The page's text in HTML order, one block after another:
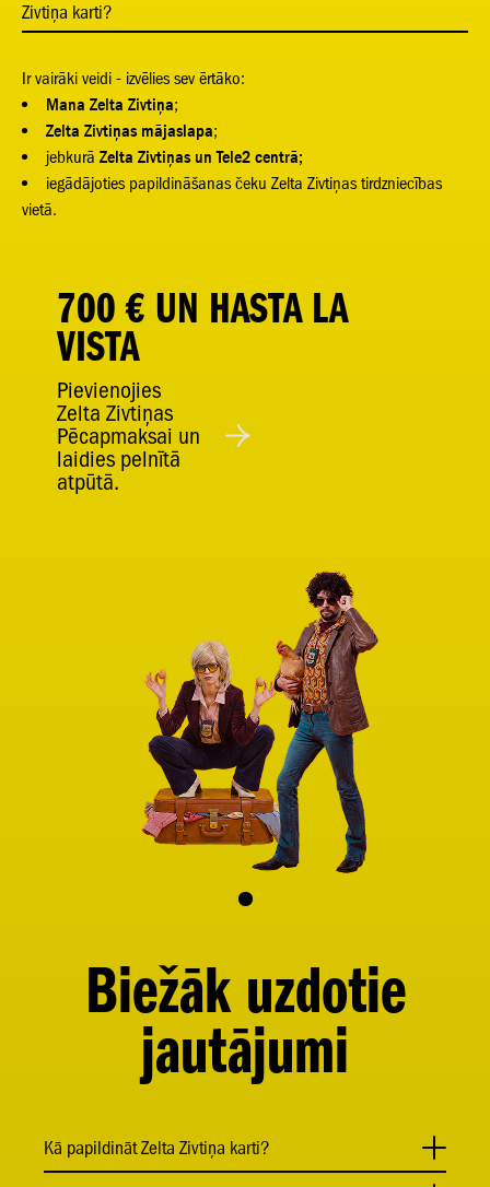
Zivtiņa karti?
Ir vairāki veidi - izvēlies sev ērtāko:
Mana Zelta Zivtiņa;
Zelta Zivtiņas mājaslapa;
jebkurā Zelta Zivtiņas un Tele2 centrā;
iegādājoties papildināšanas čeku Zelta Zivtiņas tirdzniecības
vietā.
700 € UN HASTA LA
VISTA
Pievienojies
Zelta Zivtiņas
Pēcapmaksai un
laidies pelnītā
atpūtā.
Biežāk uzdotie
jautājumi
Kā papildināt Zelta Zivtiņa karti?